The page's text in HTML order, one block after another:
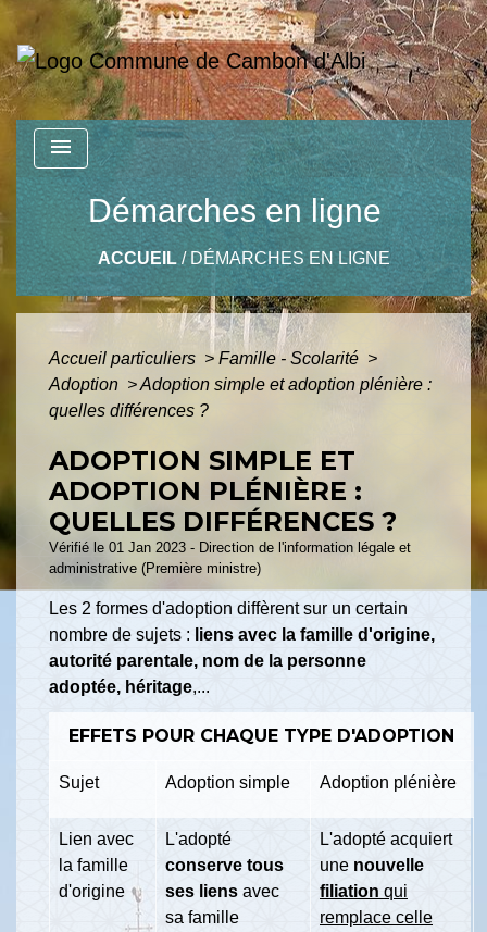
menu
Démarches en ligne
ACCUEIL/ DÉMARCHES EN LIGNE
Accueil particuliers > Famille - Scolarité >
Adoption >Adoption simple et adoption plénière :
quelles différences ?
ADOPTION SIMPLE ET
ADOPTION PLÉNIÈRE :
QUELLES DIFFÉRENCES ?
Vérifié le 01 Jan 2023 - Direction de l'information légale et
administrative (Première ministre)
Les 2 formes d'adoption diffèrent sur un certain
nombre de sujets : liens avec la famille d'origine,
autorité parentale, nom de la personne
adoptée, héritage,...
EFFETS POUR CHAQUE TYPE D'ADOPTION
Sujet Adoption simple Adoption plénière
Lien avec
la famille
d'origine
L'adopté
conserve tous
ses liens avec
sa famille
L'adopté acquiert
une nouvelle
filiation qui
remplace celle